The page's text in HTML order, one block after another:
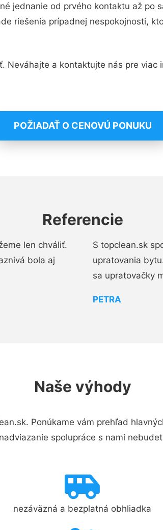
jednanie od prvého kontaktu až po
riešenia prípadnej nespokojnosti,
Neváhajte a kontaktujte nás pre
POŽIADAŤ O CENOVÚ PONUKU
Referencie
len chváliť.
bola aj
S topclean.sk
upratovania
sa upratovačky
PETRA
Naše výhody
Ponúkame vám prehľad
spolupráce s nami
nezáväzná a bezplatná obhliadka